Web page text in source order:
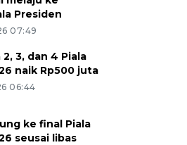
Presiden
07:49
2, 3, dan 4 Piala
naik Rp500 juta
06:44
ke final Piala
seusai libas